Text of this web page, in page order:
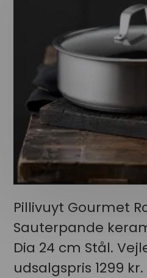
Pillivuyt Gourmet
Sauterpande
Dia 24 cm Stål.
udsalgspris 1299 kr.